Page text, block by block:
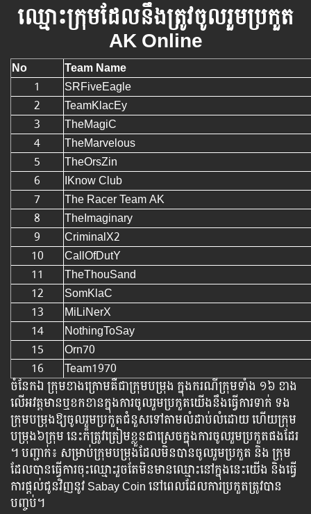
ឈ្មោះ​ក្រុម​ដែល​នឹង​ត្រូវ​ចូល​រួម​ប្រកួត
AK Online
No
Team Name
1
SRFiveEagle
2
TeamKlacEy
3
TheMagiC
4
TheMarvelous
5
TheOrsZin
6
IKnow Club
7
The Racer Team AK
8
TheImaginary
9
CriminalX2
10
CallOfDutY
11
TheThouSand
12
SomKlaC
13
MiLiNerX
14
NothingToSay
15
Orn70
16
Team1970
ចំនែកឯ​​ ក្រុម​ខាង​ក្រោម​គឺ​ជា​ក្រុម​បម្រុង​​ ក្នុង​ករណី​ក្រុម​ទាំង ១៦ ខាង​
លើ​អវត្តមាន​ឬ​ខក​ខាន​ក្នុង​ការ​ចូល​រួម​ប្រកួត​យើង​នឹង​ធ្វើ​ការ​ទាក់​ ទង​
ក្រុម​បម្រុង​​ឱ្យ​ចូល​រួម​ប្រកួត​ជំនួស​ទៅ​តាម​លំដាប់​លំដោយ​ ហើយ​ក្រុម​
បម្រុង៦ក្រុម​ នេះក៏​ត្រូវ​ត្រៀម​ខ្លួន​ជា​ស្រេច​ក្នុង​ការ​ចូល​រួម​ប្រកួត​ផង​ដែរ​
។ បញ្ជាក់៖ សម្រាប់​ក្រុម​​​បម្រុង​​ដែល​មិន​បាន​ចូល​រួម​ប្រកួត​​ និង ក្រុម​
ដែល​បាន​ធ្វើ​ការ​ចុះ​ឈ្មោះ​រួច​តែ​មិន​មាន​ឈ្មោះ​នៅ​ក្នុង​នេះ​យើង​ និង​ធ្វើ​
ការ​ផ្ដល់​ជូន​វិញ​នូវ​ Sabay Coin ​នៅ​ពេល​ដែល​ការ​ប្រកួត​ត្រូវ​បាន​
បញ្ចប់​។